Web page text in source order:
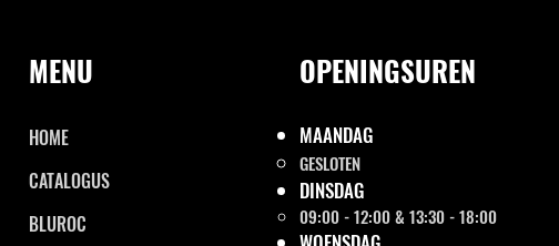
MENU
HOME
CATALOGUS
BLUROC
OPENINGSUREN
MAANDAG
GESLOTEN
DINSDAG
09:00 - 12:00 & 13:30 - 18:00